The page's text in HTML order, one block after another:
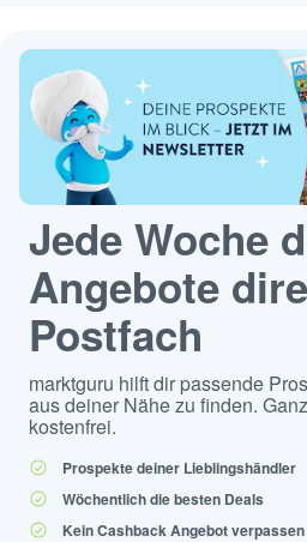
Jede Woche
Angebote
Postfach
marktguru hilft dir passende
aus deiner Nähe zu finden.
kostenfrei.
Prospekte deiner Lieblingshändler
Wöchentlich die besten Deals
Kein Cashback Angebot verpassen